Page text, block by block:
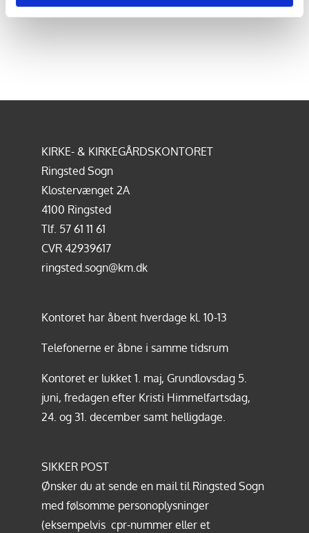
KIRKE- & KIRKEGÅRDSKONTORET
Ringsted Sogn
Klostervænget 2A
4100 Ringsted
Tlf. 57 61 11 61
CVR 42939617
ringsted.sogn@km.dk
Kontoret har åbent hverdage kl. 10-13
Telefonerne er åbne i samme tidsrum
Kontoret er lukket 1. maj, Grundlovsdag 5.
juni, fredagen efter Kristi Himmelfartsdag,
24. og 31. december samt helligdage.
SIKKER POST
Ønsker du at sende en mail til Ringsted Sogn
med følsomme personoplysninger
(eksempelvis cpr-nummer eller et